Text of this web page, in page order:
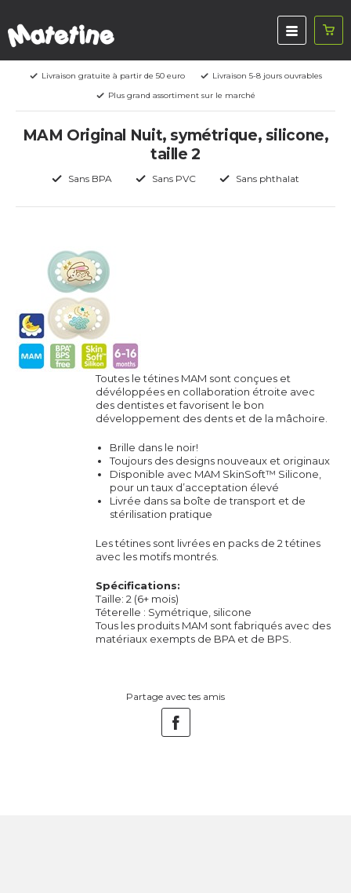
Livraison gratuite à partir de 50 euro
Livraison 5-8 jours ouvrables
Plus grand assortiment sur le marché
MAM Original Nuit, symétrique, silicone,
taille 2
Sans BPA Sans PVC Sans phthalat
Toutes le tétines MAM sont conçues et
dévéloppées en collaboration étroite avec
des dentistes et favorisent le bon
développement des dents et de la mâchoire.
Brille dans le noir!
Toujours des designs nouveaux et originaux
Disponible avec MAM SkinSoft™ Silicone,
pour un taux d’acceptation élevé
Livrée dans sa boîte de transport et de
stérilisation pratique
Les tétines sont livrées en packs de 2 tétines
avec les motifs montrés.
Spécifications:
Taille: 2 (6+ mois)
Téterelle : Symétrique, silicone
Tous les produits MAM sont fabriqués avec des
matériaux exempts de BPA et de BPS.
Partage avec tes amis